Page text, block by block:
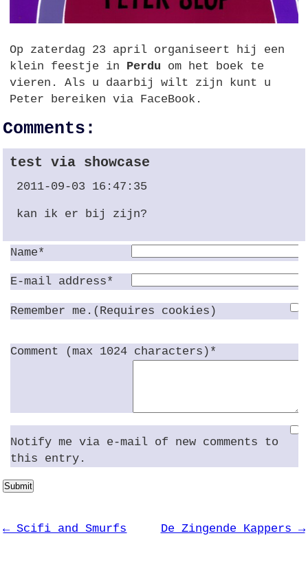
Op zaterdag 23 april organiseert hij een
klein feestje in Perdu om het boek te
vieren. Als u daarbij wilt zijn kunt u
Peter bereiken via FaceBook.
Comments:
test via showcase
2011-09-03 16:47:35
kan ik er bij zijn?
Name*
E-mail address*
Remember me.(Requires cookies)
Comment (max 1024 characters)*
Notify me via e-mail of new comments to
this entry.
Submit
← Scifi and Smurfs De Zingende Kappers →